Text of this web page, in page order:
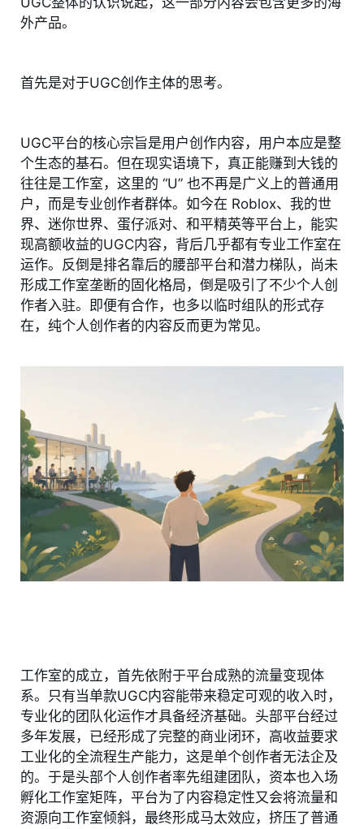
外产品。
首先是对于UGC创作主体的思考。
UGC平台的核心宗旨是用户创作内容，用户本应是整
个生态的基石。但在现实语境下，真正能赚到大钱的
往往是工作室，这里的 “U” 也不再是广义上的普通用
户，而是专业创作者群体。如今在 Roblox、我的世
界、迷你世界、蛋仔派对、和平精英等平台上，能实
现高额收益的UGC内容，背后几乎都有专业工作室在
运作。反倒是排名靠后的腰部平台和潜力梯队，尚未
形成工作室垄断的固化格局，倒是吸引了不少个人创
作者入驻。即便有合作，也多以临时组队的形式存
在，纯个人创作者的内容反而更为常见。
工作室的成立，首先依附于平台成熟的流量变现体
系。只有当单款UGC内容能带来稳定可观的收入时，
专业化的团队化运作才具备经济基础。头部平台经过
多年发展，已经形成了完整的商业闭环，高收益要求
工业化的全流程生产能力，这是单个创作者无法企及
的。于是头部个人创作者率先组建团队，资本也入场
孵化工作室矩阵，平台为了内容稳定性又会将流量和
资源向工作室倾斜，最终形成马太效应，挤压了普通